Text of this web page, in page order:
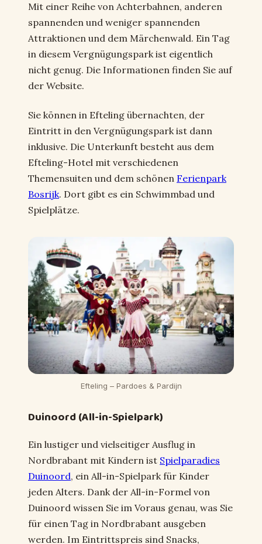
Mit einer Reihe von Achterbahnen, anderen
spannenden und weniger spannenden
Attraktionen und dem Märchenwald. Ein Tag
in diesem Vergnügungspark ist eigentlich
nicht genug. Die Informationen finden Sie auf
der Website.
Sie können in Efteling übernachten, der
Eintritt in den Vergnügungspark ist dann
inklusive. Die Unterkunft besteht aus dem
Efteling-Hotel mit verschiedenen
Themensuiten und dem schönen Ferienpark
Bosrijk. Dort gibt es ein Schwimmbad und
Spielplätze.
Efteling – Pardoes & Pardijn
Duinoord (All-in-Spielpark)
Ein lustiger und vielseitiger Ausflug in
Nordbrabant mit Kindern ist Spielparadies
Duinoord, ein All-in-Spielpark für Kinder
jeden Alters. Dank der All-in-Formel von
Duinoord wissen Sie im Voraus genau, was Sie
für einen Tag in Nordbrabant ausgeben
werden. Im Eintrittspreis sind Snacks,